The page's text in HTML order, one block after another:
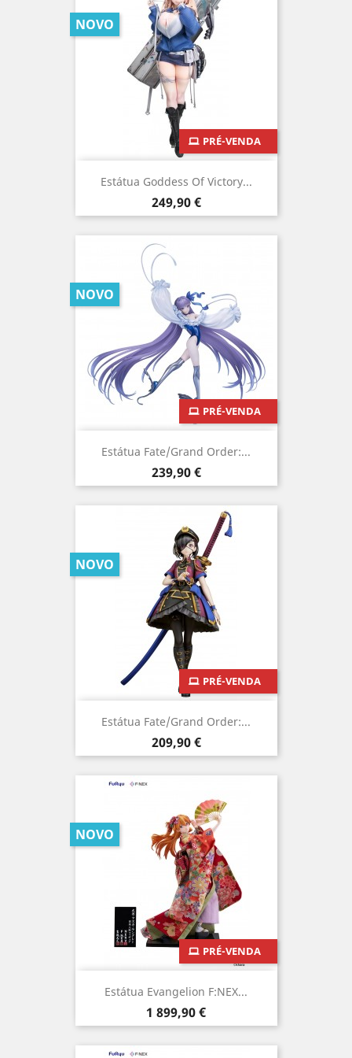
Estátua Goddess Of Victory...
Preço
249,90 €
PRÉ-VENDA
NOVO
Estátua Fate/Grand Order:...
Preço
239,90 €
PRÉ-VENDA
NOVO
Estátua Fate/Grand Order:...
Preço
209,90 €
PRÉ-VENDA
NOVO
Estátua Evangelion F:NEX...
Preço
1 899,90 €
PRÉ-VENDA
NOVO